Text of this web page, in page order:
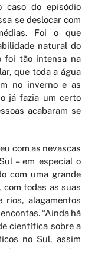
caso do episódio
se deslocar com
Foi o que
natural do
foi tão intensa na
que toda a água
no inverno e as
já fazia um certo
acabaram se
com as nevascas
– em especial o
com uma grande
todas as suas
rios, alagamentos
“Ainda há
científica sobre a
no Sul, assim
da categoria dos